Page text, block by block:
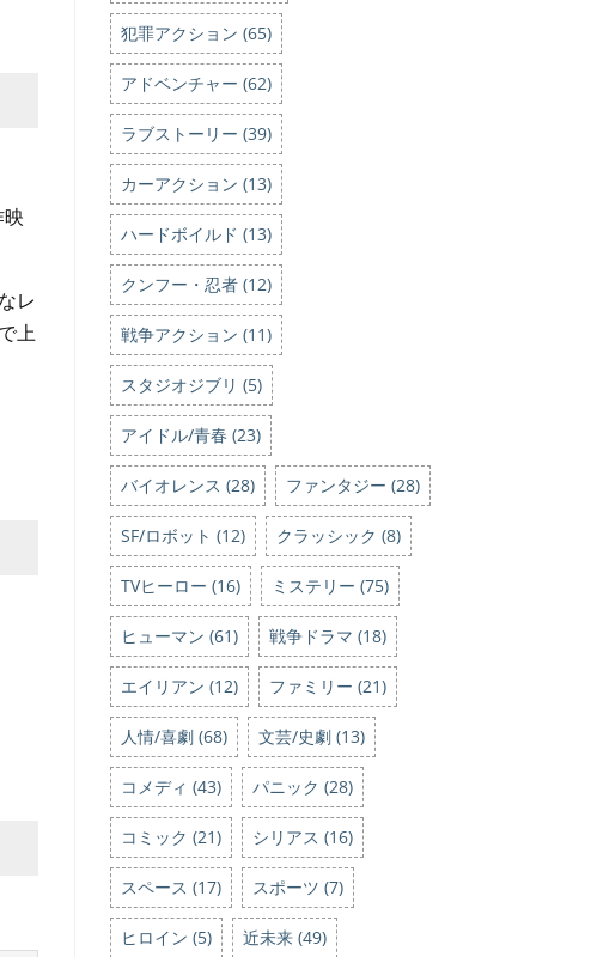
レ
上
犯罪アクション (65)
アドベンチャー (62)
ラブストーリー (39)
カーアクション (13)
ハードボイルド (13)
クンフー・忍者 (12)
戦争アクション (11)
スタジオジブリ (5)
アイドル/青春 (23)
バイオレンス (28) ファンタジー (28)
SF/ロボット (12) クラッシック (8)
TVヒーロー (16) ミステリー (75)
ヒューマン (61) 戦争ドラマ (18)
エイリアン (12) ファミリー (21)
人情/喜劇 (68) 文芸/史劇 (13)
コメディ (43) パニック (28)
コミック (21) シリアス (16)
スペース (17) スポーツ (7)
ヒロイン (5) 近未来 (49)